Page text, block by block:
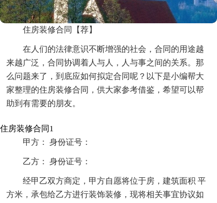
住房装修合同【荐】
在人们的法律意识不断增强的社会，合同的用途越
来越广泛，合同协调着人与人，人与事之间的关系。那
么问题来了，到底应如何拟定合同呢？以下是小编帮大
家整理的住房装修合同，供大家参考借鉴，希望可以帮
助到有需要的朋友。
住房装修合同1
甲方： 身份证号：
乙方： 身份证号：
经甲乙双方商定，甲方自愿将位于房，建筑面积 平
方米，承包给乙方进行装饰装修，现将相关事宜协议如